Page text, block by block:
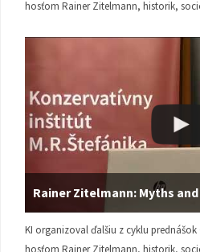
hosťom Rainer Zitelmann, historik,
Rainer Zitelmann: Myths
KI organizoval ďalšiu z cyklu
hosťom Rainer Zitelmann, historik,